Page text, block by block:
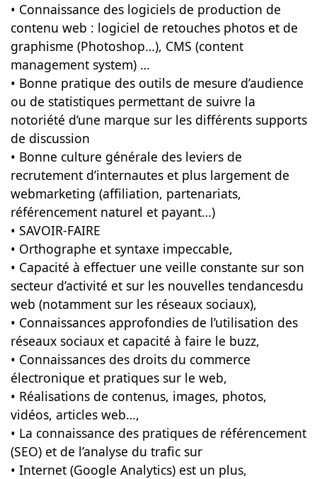
• Connaissance des logiciels de production de
contenu web : logiciel de retouches photos et de
graphisme (Photoshop…), CMS (content
management system) …
• Bonne pratique des outils de mesure d’audience
ou de statistiques permettant de suivre la
notoriété d’une marque sur les différents supports
de discussion
• Bonne culture générale des leviers de
recrutement d’internautes et plus largement de
webmarketing (affiliation, partenariats,
référencement naturel et payant…)
• SAVOIR-FAIRE
• Orthographe et syntaxe impeccable,
• Capacité à effectuer une veille constante sur son
secteur d’activité et sur les nouvelles tendancesdu
web (notamment sur les réseaux sociaux),
• Connaissances approfondies de l’utilisation des
réseaux sociaux et capacité à faire le buzz,
• Connaissances des droits du commerce
électronique et pratiques sur le web,
• Réalisations de contenus, images, photos,
vidéos, articles web…,
• La connaissance des pratiques de référencement
(SEO) et de l’analyse du trafic sur
• Internet (Google Analytics) est un plus,